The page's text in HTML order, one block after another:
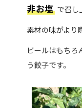
非お塩 で召し
素材の味がより
ビールはもちろ
う餃子です。